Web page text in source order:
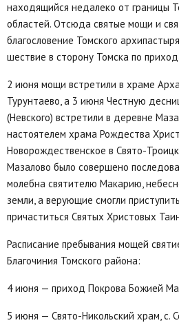
находящийся недалеко от границы
областей. Отсюда святые мощи и
благословение Томского
шествие в сторону Томска по
2 июня мощи встретили в храме
Турунтаево, а 3 июня Честную
(Невского) встретили в деревне
настоятелем храма Рождества
Новорождественское в Свято-
Мазалово было совершено
молебна святителю Макарию,
земли, а верующие смогли
причаститься Святых Христовых
Расписание пребывания мощей
Благочиния Томского района:
4 июня — приход Покрова Божией
5 июня — Свято-Никольский храм, с.